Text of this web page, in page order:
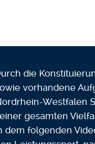
die
vorhandene
Westfalen
gesamten
dem folgenden